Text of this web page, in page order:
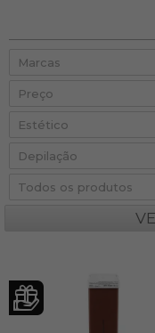
Preço